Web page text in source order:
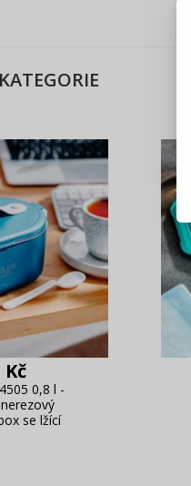
Kč
0,8 l -
se lžící